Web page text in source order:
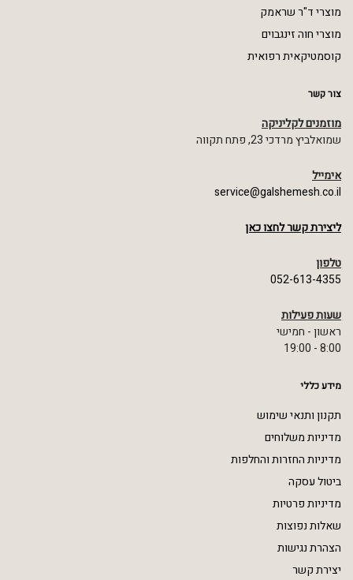
מוצרי ד"ר שראמק
מוצרי חוה זינגבוים
קוסמטיקאית רפואית
צור קשר
מוזמנים לקליניקה
שמואלביץ מרדכי 23, פתח תקווה
אימייל
service@galshemesh.co.il
ליצירת קשר לחצו כאן
טלפון
052-613-4355
שעות פעילות
ראשון - חמישי
8:00 - 19:00
מידע כללי
תקנון ותנאי שימוש
מדיניות משלוחים
מדיניות החזרות והחלפות
ביטול עסקה
מדיניות פרטיות
שאלות נפוצות
הצהרת נגישות
יצירת קשר